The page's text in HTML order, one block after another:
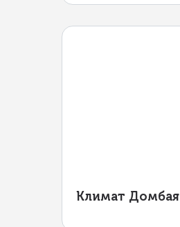
Климат Домбая